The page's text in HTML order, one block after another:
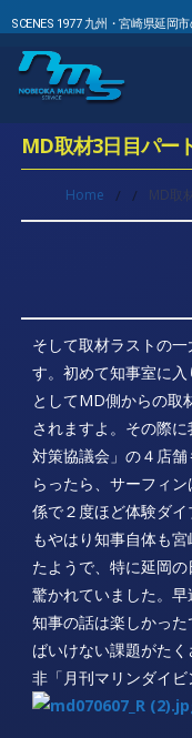
SCENES 1977 九州・宮崎県延岡
MD取材3日目パー
Home / / MD取
そして取材ラストの
す。初めて知事室に
としてMD側からの取
されますよ。その際
対策協議会」の４店
らったら、サーフィ
係で２度ほど体験ダ
もやはり知事自体も
たようで、特に延岡
驚かれていました。
知事の話は楽しかっ
ばいけない課題がた
非「月刊マリンダイビ